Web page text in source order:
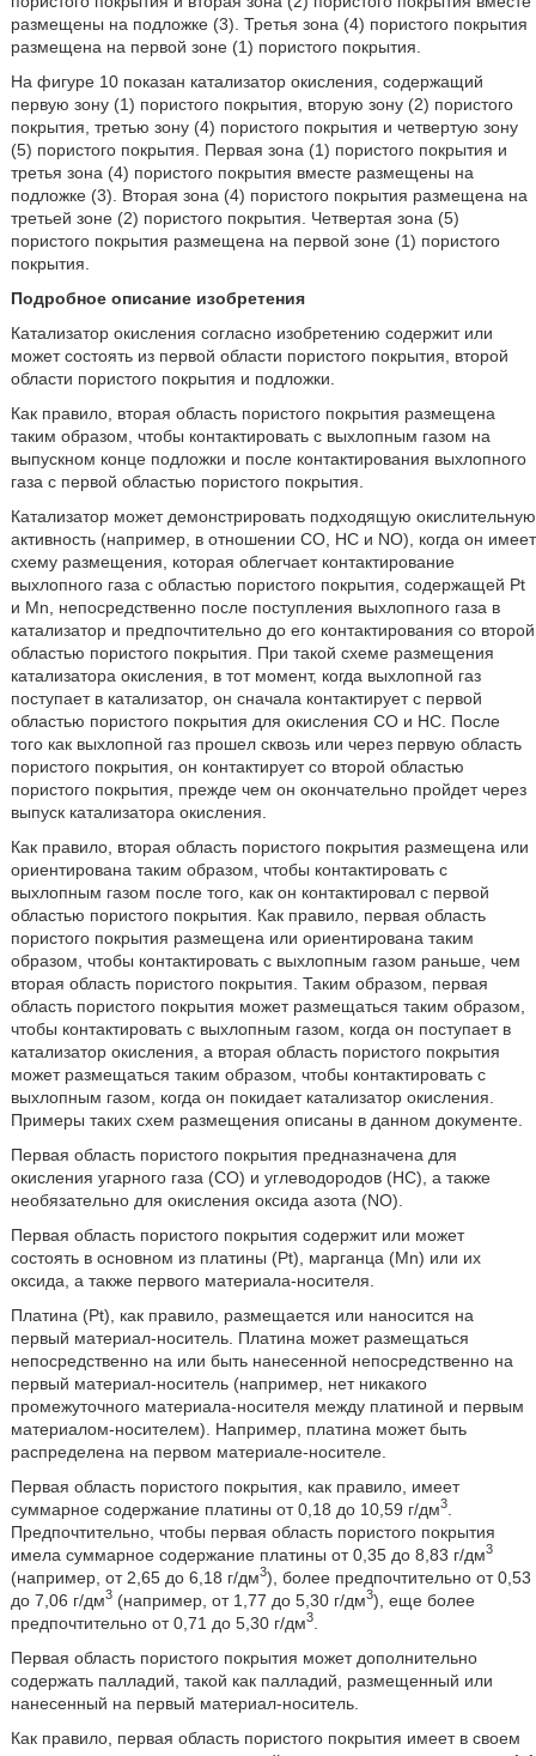
размещены на подложке (3). Третья зона (4) пористого покрытия
размещена на первой зоне (1) пористого покрытия.
На фигуре 10 показан катализатор окисления, содержащий
первую зону (1) пористого покрытия, вторую зону (2) пористого
покрытия, третью зону (4) пористого покрытия и четвертую зону
(5) пористого покрытия. Первая зона (1) пористого покрытия и
третья зона (4) пористого покрытия вместе размещены на
подложке (3). Вторая зона (4) пористого покрытия размещена на
третьей зоне (2) пористого покрытия. Четвертая зона (5)
пористого покрытия размещена на первой зоне (1) пористого
покрытия.
Подробное описание изобретения
Катализатор окисления согласно изобретению содержит или
может состоять из первой области пористого покрытия, второй
области пористого покрытия и подложки.
Как правило, вторая область пористого покрытия размещена
таким образом, чтобы контактировать с выхлопным газом на
выпускном конце подложки и после контактирования выхлопного
газа с первой областью пористого покрытия.
Катализатор может демонстрировать подходящую окислительную
активность (например, в отношении CO, HC и NO), когда он имеет
схему размещения, которая облегчает контактирование
выхлопного газа с областью пористого покрытия, содержащей Pt
и Mn, непосредственно после поступления выхлопного газа в
катализатор и предпочтительно до его контактирования со второй
областью пористого покрытия. При такой схеме размещения
катализатора окисления, в тот момент, когда выхлопной газ
поступает в катализатор, он сначала контактирует с первой
областью пористого покрытия для окисления CO и HC. После
того как выхлопной газ прошел сквозь или через первую область
пористого покрытия, он контактирует со второй областью
пористого покрытия, прежде чем он окончательно пройдет через
выпуск катализатора окисления.
Как правило, вторая область пористого покрытия размещена или
ориентирована таким образом, чтобы контактировать с
выхлопным газом после того, как он контактировал с первой
областью пористого покрытия. Как правило, первая область
пористого покрытия размещена или ориентирована таким
образом, чтобы контактировать с выхлопным газом раньше, чем
вторая область пористого покрытия. Таким образом, первая
область пористого покрытия может размещаться таким образом,
чтобы контактировать с выхлопным газом, когда он поступает в
катализатор окисления, а вторая область пористого покрытия
может размещаться таким образом, чтобы контактировать с
выхлопным газом, когда он покидает катализатор окисления.
Примеры таких схем размещения описаны в данном документе.
Первая область пористого покрытия предназначена для
окисления угарного газа (CO) и углеводородов (HC), а также
необязательно для окисления оксида азота (NO).
Первая область пористого покрытия содержит или может
состоять в основном из платины (Pt), марганца (Mn) или их
оксида, а также первого материала-носителя.
Платина (Pt), как правило, размещается или наносится на
первый материал-носитель. Платина может размещаться
непосредственно на или быть нанесенной непосредственно на
первый материал-носитель (например, нет никакого
промежуточного материала-носителя между платиной и первым
материалом-носителем). Например, платина может быть
распределена на первом материале-носителе.
Первая область пористого покрытия, как правило, имеет
суммарное содержание платины от 0,18 до 10,59 г/дм3.
Предпочтительно, чтобы первая область пористого покрытия
имела суммарное содержание платины от 0,35 до 8,83 г/дм3
(например, от 2,65 до 6,18 г/дм3), более предпочтительно от 0,53
до 7,06 г/дм3(например, от 1,77 до 5,30 г/дм3), еще более
предпочтительно от 0,71 до 5,30 г/дм3.
Первая область пористого покрытия может дополнительно
содержать палладий, такой как палладий, размещенный или
нанесенный на первый материал-носитель.
Как правило, первая область пористого покрытия имеет в своем